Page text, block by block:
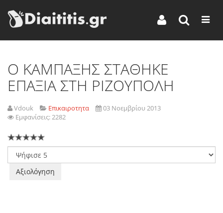
Ο ΚΑΜΠΑΞΗΣ ΣΤΑΘΗΚΕ
ΕΠΑΞΙΑ ΣΤΗ ΡΙΖΟΥΠΟΛΗ
Vdouk Επικαιροτητα
03 Νοεμβρίου 2013
Εμφανίσεις: 2282
Παρακαλώ
αξιολογήστε